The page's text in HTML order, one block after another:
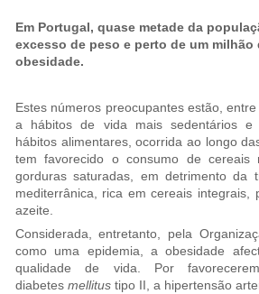
Em Portugal, quase metade da
excesso de peso e perto de um
obesidade.
Estes números preocupantes estão,
a hábitos de vida mais sedentários e
hábitos alimentares, ocorrida ao longo
tem favorecido o consumo de cereais
gorduras saturadas, em detrimento da
mediterrânica, rica em cereais integrais,
azeite.
Considerada, entretanto, pela
como uma epidemia, a obesidade
qualidade de vida. Por
diabetes mellitustipo II, a hipertensão